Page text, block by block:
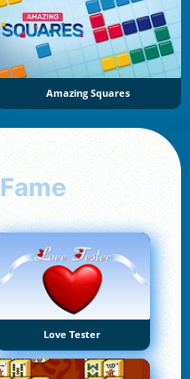
Amazing Squares
Fame
Love Tester